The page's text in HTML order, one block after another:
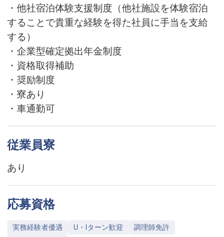
・他社宿泊体験支援制度（他社施設を体験宿泊
することで貴重な経験を得た社員に手当を支給
する）
・企業型確定拠出年金制度
・資格取得補助
・奨励制度
・寮あり
・車通勤可
従業員寮
あり
応募資格
実務経験者優遇 U・Iターン歓迎
調理師免許